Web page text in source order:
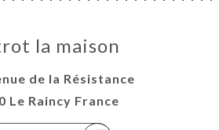
la maison
de la Résistance
Le Raincy France